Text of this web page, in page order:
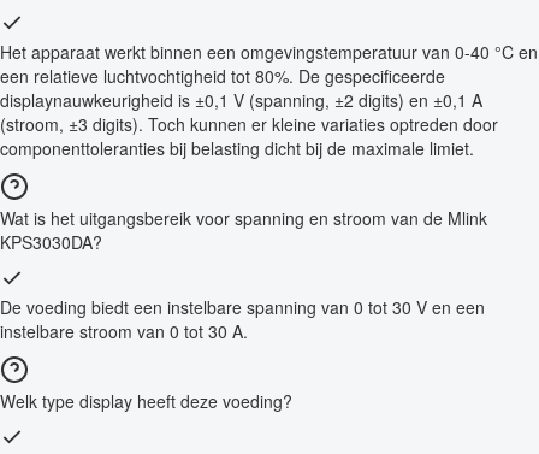
Het apparaat werkt binnen een omgevingstemperatuur van 0-40 °C en
een relatieve luchtvochtigheid tot 80%. De gespecificeerde
displaynauwkeurigheid is ±0,1 V (spanning, ±2 digits) en ±0,1 A
(stroom, ±3 digits). Toch kunnen er kleine variaties optreden door
componenttoleranties bij belasting dicht bij de maximale limiet.
Wat is het uitgangsbereik voor spanning en stroom van de Mlink
KPS3030DA?
De voeding biedt een instelbare spanning van 0 tot 30 V en een
instelbare stroom van 0 tot 30 A.
Welk type display heeft deze voeding?